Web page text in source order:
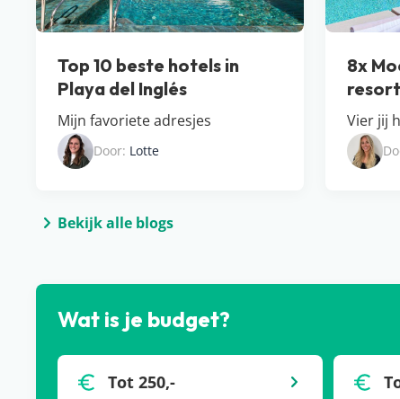
Top 10 beste hotels in
Playa del Inglés
Mijn favoriete adresjes
Door: Lotte
8x
Vier jij
Bekijk alle blogs
Wat is je budget?
Tot 250,-